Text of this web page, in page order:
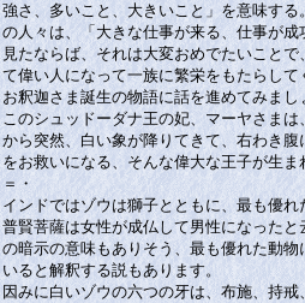
強さ、多いこと、大きいこと」を意味す
の人々は、「大きな仕事が来る、仕事が
見たならば、それは大変おめでたいこと
て偉い人になって一族に繁栄をもたらして
お釈迦さま誕生の物語に話を進めてみまし
このシュッドーダナ王の妃、マーヤさま
から突然、白い象が降りてきて、右わき
をお救いになる、そんな偉大な王子が生ま
＝・
インドではゾウは獅子とともに、最も優れ
普賢菩薩は女性が成仏して男性になった
の暗示の意味もありそう、最も優れた動
いると解釈する説もあります。
因みに白いゾウの六つの牙は、布施、持